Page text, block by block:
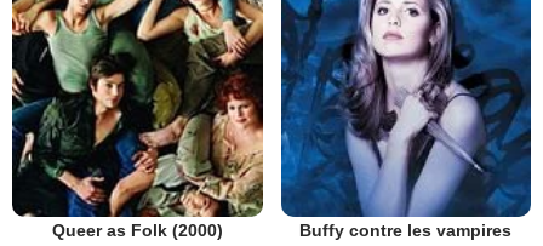
Queer as Folk (2000) Buffy contre les vampires